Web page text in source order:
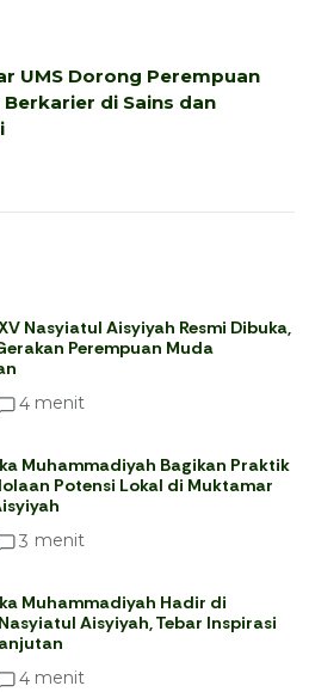
UMS Dorong Perempuan
Berkarier di Sains dan
Nasyiatul Aisyiyah Resmi Dibuka,
Perempuan Muda
4 menit
Muhammadiyah Bagikan Praktik
Potensi Lokal di Muktamar
3 menit
Muhammadiyah Hadir di
Aisyiyah, Tebar Inspirasi
4 menit